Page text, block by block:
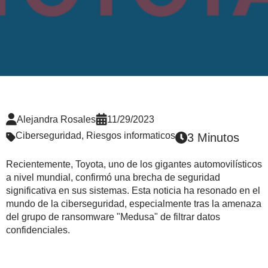
Alejandra Rosales
11/29/2023
Ciberseguridad, Riesgos informaticos 3 Minutos
Recientemente, Toyota, uno de los gigantes automovilísticos
a nivel mundial, confirmó una brecha de seguridad
significativa en sus sistemas. Esta noticia ha resonado en el
mundo de la ciberseguridad, especialmente tras la amenaza
del grupo de ransomware "Medusa" de filtrar datos
confidenciales.